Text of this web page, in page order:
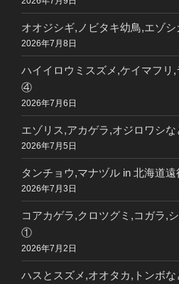
オオジシギ,ノビタキ幼鳥,エゾ
2026年7月8日
ハイイロウミスズメ,ケイマフリ
④
2026年7月6日
エゾリス,アカゲラ,オジロワシ
2026年7月5日
タンチョウ,マナヅル in 北海道
2026年7月3日
コアカゲラ,クロツグミ,コガラ,
①
2026年7月2日
ハスとスズメ,オオタカ,トンボな